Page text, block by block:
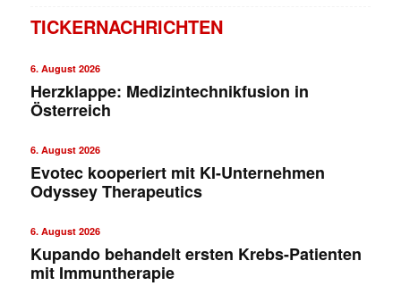
TICKERNACHRICHTEN
6. August 2026
Herzklappe: Medizintechnikfusion in
Österreich
6. August 2026
Evotec kooperiert mit KI-Unternehmen
Odyssey Therapeutics
6. August 2026
Kupando behandelt ersten Krebs-Patienten
mit Immuntherapie